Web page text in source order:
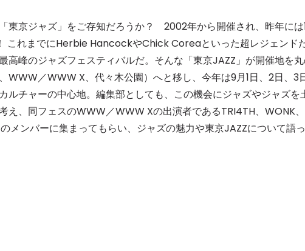
東京ジャズ」をご存知だろうか？ 2002年から開催され、昨年には
これまでにHerbie HancockやChick Coreaといった超レジェンド
高峰のジャズフェスティバルだ。そんな「東京JAZZ」が開催地を
WWW／WWW X、代々木公園）へと移し、今年は9月1日、2日、3
ルチャーの中心地。編集部としても、この機会にジャズやジャズを
え、同フェスのWWW／WWW Xの出演者であるTRI4TH、WONK、
ンバーに集まってもらい、ジャズの魅力や東京JAZZについて語っ